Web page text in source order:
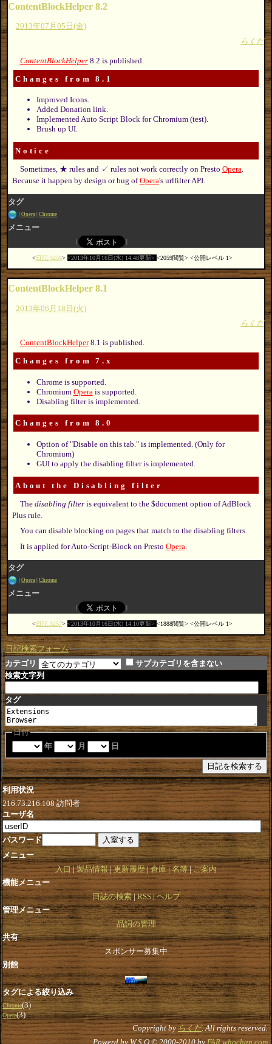
ContentBlockHelper 8.2
2013年07月05日(金)
らくだ
ContentBlockHelper8.2 is published.
Changes from 8.1
Improved Icons.
Added Donation link.
Implemented Auto Script Block for Chromium (test).
Brush up UI.
Notice
Sometimes, ★ rules and ✓ rules not work correctly on Presto Opera.
Because it happen by design or bug ofOpera's urlfilter API.
タグ
Opera Chrome
メニュー
日記:3258 2013年10月16日(水) 14:48更新 2059閲覧 公開レベル 1
ContentBlockHelper 8.1
2013年06月18日(火)
らくだ
ContentBlockHelper8.1 is published.
Changes from 7.x
Chrome is supported.
Chromium Opera is supported.
Disabling filter is implemented.
Changes from 8.0
Option of "Disable on this tab." is implemented. (Only for
Chromium)
GUI to apply the disabling filter is implemented.
About the Disabling filter
The disabling filteris equivalent to the $document option of AdBlock
Plus rule.
You can disable blocking on pages that match to the disabling filters.
It is applied for Auto-Script-Block on Presto Opera
タグ
Opera Chrome
メニュー
日記:3257 2013年10月16日(水) 14:10更新 1888閲覧 公開レベル 1
日記検索フォーム
カテゴリ
サブカテゴリを含まない
検索文字列
タグ
日付
年
月 日
利用状況
216.73.216.108訪問者
ユーザ名
パスワード
メニュー
入口 製品情報 更新履歴 倉庫 名簿 ご案内
機能メニュー
日誌の検索 RSS ヘルプ
管理メニュー
品詞の管理
共有
スポンサー募集中
別館
タグによる絞り込み
Chrome(3)
Opera(3)
Copyright byらくだ. All rights reserved.
Powerd by W.S.O © 2000-2010 by FAR.whochan.com